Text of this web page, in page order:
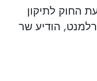
החוק לתיקון
הודיע שר